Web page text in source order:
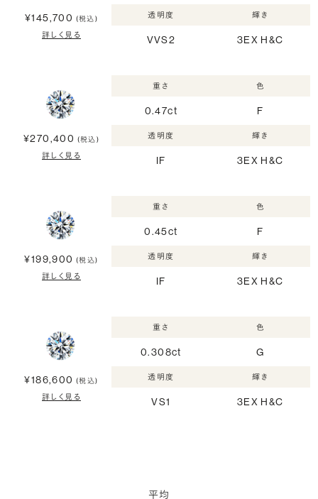
¥145,700 (税込)
詳しく見る
透明度
VVS2
輝き
3EX H&C
¥270,400 (税込)
詳しく見る
重さ
0.47ct
色
F
透明度
IF
輝き
3EX H&C
¥199,900 (税込)
詳しく見る
重さ
0.45ct
色
F
透明度
IF
輝き
3EX H&C
¥186,600 (税込)
詳しく見る
重さ
0.308ct
色
G
透明度
VS1
輝き
3EX H&C
平均